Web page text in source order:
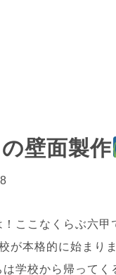
壁面製作
！ここなくらぶ六甲
が本格的に始まり
学校から帰ってく